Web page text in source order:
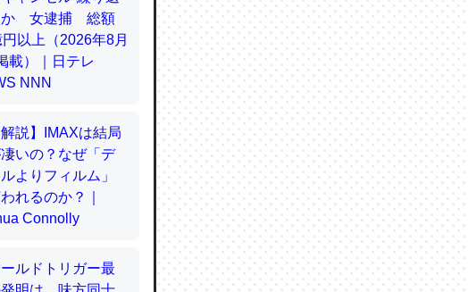
ルシウムを使わずキ
る新仮説
てるんだな…。腹足
る新仮説